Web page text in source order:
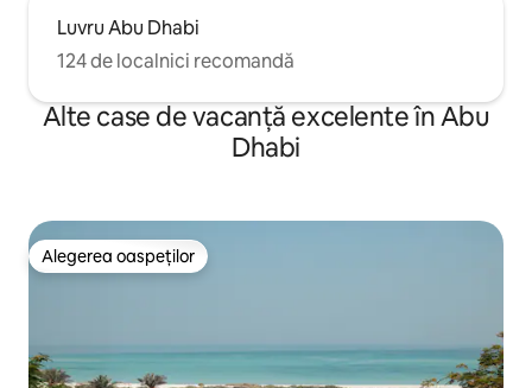
Luvru Abu Dhabi
124 de localnici recomandă
Alte case de vacanță excelente în Abu
Dhabi
Alegerea oaspeților
Alegerea oaspeților